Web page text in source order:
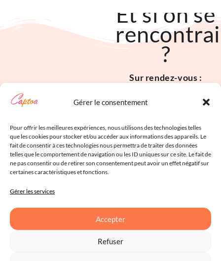
Gérer le consentement
Pour offrir les meilleures expériences, nous utilisons des technologies telles
que les cookies pour stocker et/ou accéder aux informations des appareils. Le
fait de consentir à ces technologies nous permettra de traiter des données
telles que le comportement de navigation ou les ID uniques sur ce site. Le fait de
ne pas consentir ou de retirer son consentement peut avoir un effet négatif sur
certaines caractéristiques et fonctions.
Gérer les services
Accepter
Refuser
Et si on se
?
Sur rendez-vous :
86 rue Pierre et Marie
34430 Saint Jean de
Védas
Du lundi au vendredi de
9h à 18h